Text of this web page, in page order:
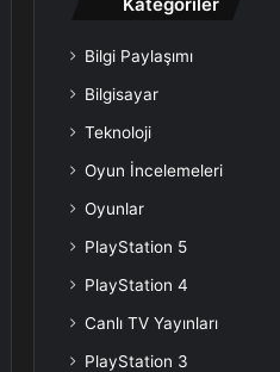
Bilgi Paylaşımı
Bilgisayar
Teknoloji
Oyun İncelemeleri
Oyunlar
PlayStation 5
PlayStation 4
Canlı TV Yayınları
PlayStation 3